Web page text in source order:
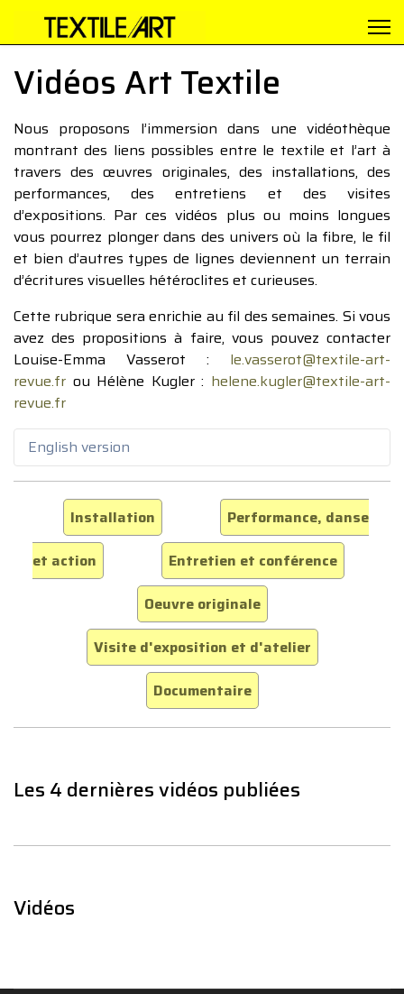
Vidéos Art Textile
Nous proposons l’immersion dans une vidéothèque
montrant des liens possibles entre le textile et l’art à
travers des œuvres originales, des installations, des
performances, des entretiens et des visites
d’expositions. Par ces vidéos plus ou moins longues
vous pourrez plonger dans des univers où la fibre, le fil
et bien d’autres types de lignes deviennent un terrain
d’écritures visuelles hétéroclites et curieuses.
Cette rubrique sera enrichie au fil des semaines. Si vous
avez des propositions à faire, vous pouvez contacter
Louise-Emma Vasserot : le.vasserot@textile-art-
revue.fr ou Hélène Kugler : helene.kugler@textile-art-
revue.fr
English version
Installation
Performance, danse
et action
Entretien et conférence
Oeuvre originale
Visite d'exposition et d'atelier
Documentaire
Les 4 dernières vidéos publiées
Vidéos